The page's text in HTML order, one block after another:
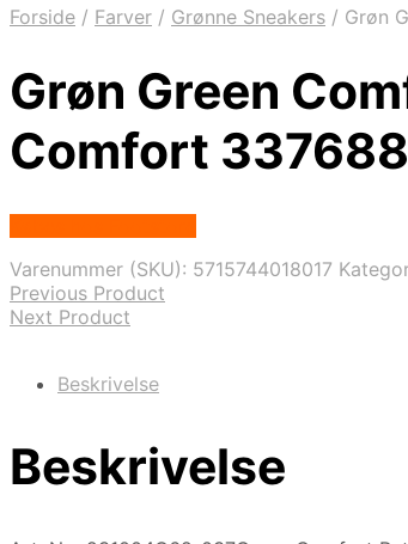
Forside / Farver / Grønne Sneakers / Grøn
Grøn Green
Comfort
Varenummer (SKU): 5715744018017
Previous Product
Next Product
Beskrivelse
Beskrivelse